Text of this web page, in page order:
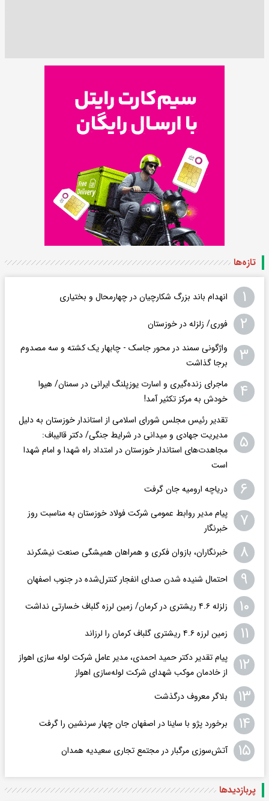
تازه‌ها
۱ انهدام باند بزرگ شکارچیان در چهارمحال و بختیاری
۲ فوری/ زلزله در خوزستان
۳
واژگونی سمند در محور جاسک - چابهار یک کشته و سه مصدوم
برجا گذاشت
۴
ماجرای زنده‌گیری و اسارت یوزپلنگ ایرانی در سمنان/ هیوا
خودش به مرکز تکثیر آمد!
۵
تقدیر رئیس مجلس شورای اسلامی از استاندار خوزستان به دلیل
مدیریت جهادی و میدانی در شرایط جنگی/ دکتر قالیباف:
مجاهدت‌های استاندار خوزستان در امتداد راه شهدا و امام شهدا
است
۶ دریاچه ارومیه جان گرفت
۷
پیام مدیر روابط عمومی شرکت فولاد خوزستان به مناسبت روز
خبرنگار
۸ خبرنگاران، بازوان فکری و همراهان همیشگی صنعت نیشکرند
۹ احتمال شنیده شدن صدای انفجار کنترل‌شده در جنوب اصفهان
۱۰ زلزله ۴.۶ ریشتری در کرمان/ زمین لرزه گلباف خسارتی نداشت
۱۱ زمین لرزه ۴.۶ ریشتری گلباف کرمان را لرزاند
۱۲
پیام تقدیر دکتر حمید احمدی، مدیر عامل شرکت لوله سازی اهواز
از خادمان موکب شهدای شرکت لوله‌سازی اهواز
۱۳ بلاگر معروف درگذشت
۱۴ برخورد پژو با ساینا در اصفهان جان چهار سرنشین را گرفت
۱۵ آتش‌سوزی مرگبار در مجتمع تجاری سعیدیه همدان
پربازدید‌ها